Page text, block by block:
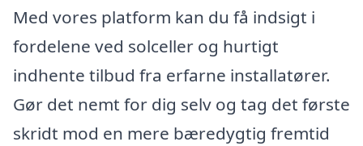
Med vores platform kan du få indsigt i
fordelene ved solceller og hurtigt
indhente tilbud fra erfarne installatører.
Gør det nemt for dig selv og tag det første
skridt mod en mere bæredygtig fremtid